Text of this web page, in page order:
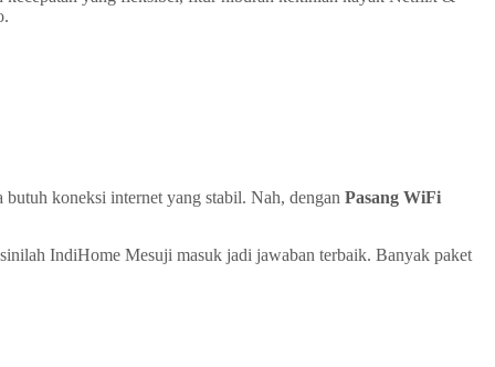
koneksi internet yang stabil. Nah, dengan Pasang WiFi
IndiHome Mesuji masuk jadi jawaban terbaik. Banyak paket